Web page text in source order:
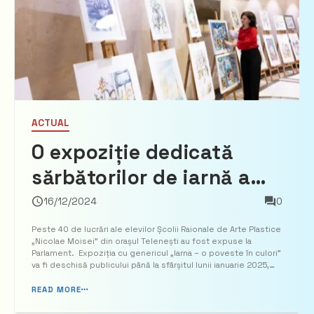
ACTUAL
O expoziție dedicată
sărbătorilor de iarnă a
fost inaugurată la
Parlament
16/12/2024 0
Peste 40 de lucrări ale elevilor Școlii Raionale de Arte Plastice
„Nicolae Moisei” din orașul Telenești au fost expuse la
Parlament. Expoziția cu genericul „Iarna – o poveste în culori”
va fi deschisă publicului până la sfârșitul lunii ianuarie 2025,
publice a Parlamentului, tablouri...
READ MORE